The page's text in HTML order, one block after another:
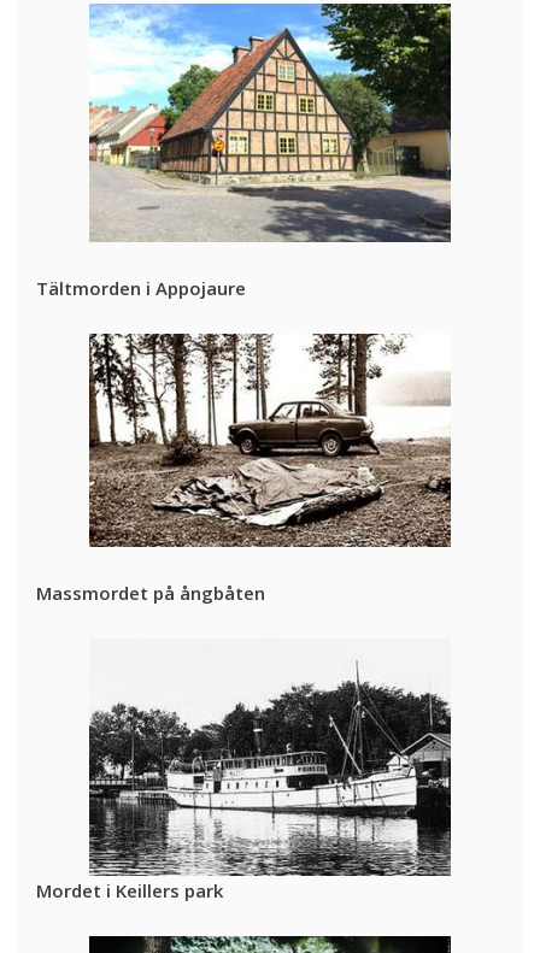
Tältmorden i Appojaure
Massmordet på ångbåten
Mordet i Keillers park